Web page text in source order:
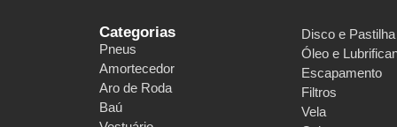
Categorias
Pneus
Amortecedor
Aro de Roda
Baú
Disco e Pastilha
Óleo e
Escapamento
Filtros
Vela